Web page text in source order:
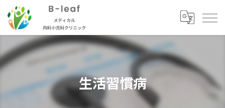
生活習慣病